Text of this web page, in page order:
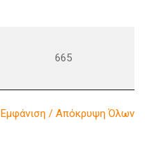
665
Εμφάνιση / Απόκρυψη Όλων